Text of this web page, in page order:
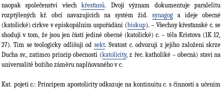
naopak společenství všechkřesťanů. Dvojí význam dokumentuje paralelitu
rozptýlených kř. obcí navazujících na systém žid. synagog a ideje obecné
(katolické) církve v episkopálním uspořádání (biskup). – Všechny křesťanské c. se
shodují v tom, že jsou jen částí jediné obecné (katolické) c. – těla Kristova (1K 12,
27). Tím se teologicky odlišují od sekt. Svatost c. odvozují z jejího založení skrze
Ducha sv., zatímco princip obecnosti (katolicity, z řec. katholiké – obecná) staví na
universalitě božího záměru naplňovaného v c.
Kat. pojetí c.: Principem apostolicity odkazuje na kontinuitu c. s činností a učením